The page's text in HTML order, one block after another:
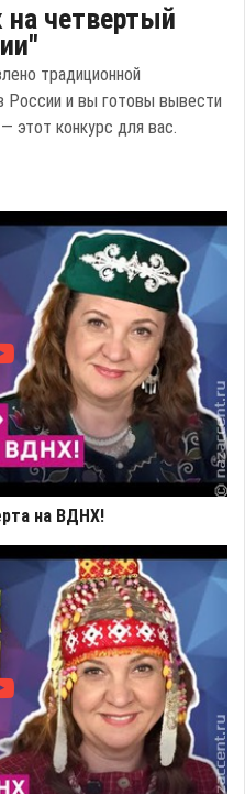
четвертый
традиционной
России и вы готовы вывести
этот конкурс для вас.
на ВДНХ!